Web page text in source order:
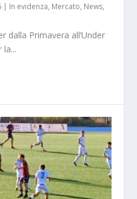
| In evidenza, Mercato, News,
dalla Primavera all’Under
la...